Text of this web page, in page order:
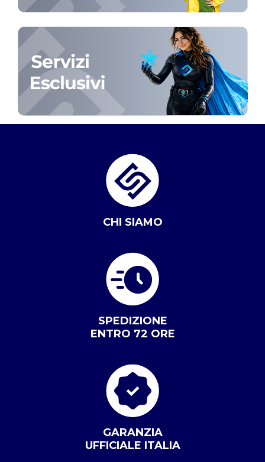
CHI SIAMO
SPEDIZIONE
ENTRO 72 ORE
GARANZIA
UFFICIALE ITALIA